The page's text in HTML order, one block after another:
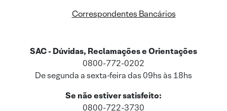
Correspondentes Bancários
SAC - Dúvidas, Reclamações e Orientações
0800-772-0202
De segunda a sexta-feira das 09hs às 18hs
Se não estiver satisfeito:
0800-722-3730